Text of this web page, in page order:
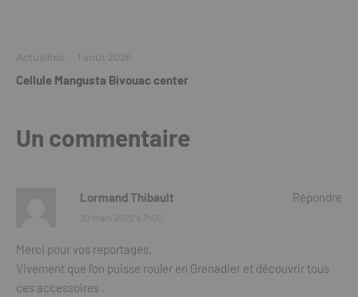
Actualités · 1 août 2026
Cellule Mangusta Bivouac center
Un commentaire
Lormand Thibault
20 mars 2022 à 7h00
Merci pour vos reportages.
Vivement que l’on puisse rouler en Grenadier et découvrir tous
ces accessoires .
Répondre